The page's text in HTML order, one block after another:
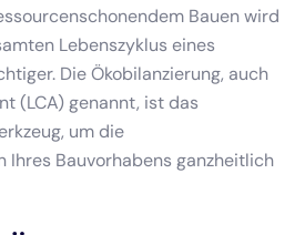
Bauen wird
Lebenszyklus eines
Die Ökobilanzierung, auch
(LCA) genannt, ist das
um die
Ihres Bauvorhabens ganzheitlich